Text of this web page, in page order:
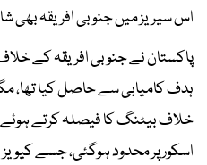
اس سیریز میں جنوبی افریقہ بھی
ہدف کامیابی سے حاصل کیا تھا،
اسکور پر محدود ہوگئی، جسے